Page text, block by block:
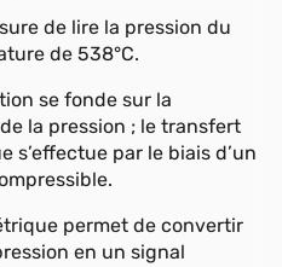
de lire la pression du
de 538°C.
se fonde sur la
la pression ; le transfert
s’effectue par le biais d’un
permet de convertir
en un signal